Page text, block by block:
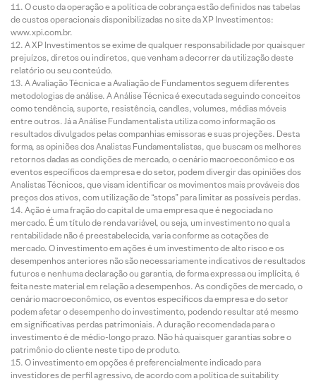
O custo da operação e a política de cobrança estão definidos nas tabelas
de custos operacionais disponibilizadas no site da XP Investimentos:
www.xpi.com.br.
A XP Investimentos se exime de qualquer responsabilidade por quaisquer
prejuízos, diretos ou indiretos, que venham a decorrer da utilização deste
relatório ou seu conteúdo.
A Avaliação Técnica e a Avaliação de Fundamentos seguem diferentes
metodologias de análise. A Análise Técnica é executada seguindo conceitos
como tendência, suporte, resistência, candles, volumes, médias móveis
entre outros. Já a Análise Fundamentalista utiliza como informação os
resultados divulgados pelas companhias emissoras e suas projeções. Desta
forma, as opiniões dos Analistas Fundamentalistas, que buscam os melhores
retornos dadas as condições de mercado, o cenário macroeconômico e os
eventos específicos da empresa e do setor, podem divergir das opiniões dos
Analistas Técnicos, que visam identificar os movimentos mais prováveis dos
preços dos ativos, com utilização de “stops” para limitar as possíveis perdas.
Ação é uma fração do capital de uma empresa que é negociada no
mercado. É um título de renda variável, ou seja, um investimento no qual a
rentabilidade não é preestabelecida, varia conforme as cotações de
mercado. O investimento em ações é um investimento de alto risco e os
desempenhos anteriores não são necessariamente indicativos de resultados
futuros e nenhuma declaração ou garantia, de forma expressa ou implícita, é
feita neste material em relação a desempenhos. As condições de mercado, o
cenário macroeconômico, os eventos específicos da empresa e do setor
podem afetar o desempenho do investimento, podendo resultar até mesmo
em significativas perdas patrimoniais. A duração recomendada para o
investimento é de médio-longo prazo. Não há quaisquer garantias sobre o
patrimônio do cliente neste tipo de produto.
O investimento em opções é preferencialmente indicado para
investidores de perfil agressivo, de acordo com a política de suitability